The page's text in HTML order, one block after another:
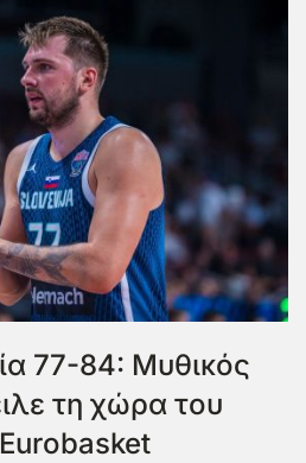
77-84: Μυθικός
τη χώρα του